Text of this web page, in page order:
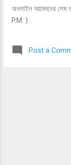
অনলাইন আবেদনের
P.M. ) .
Post a